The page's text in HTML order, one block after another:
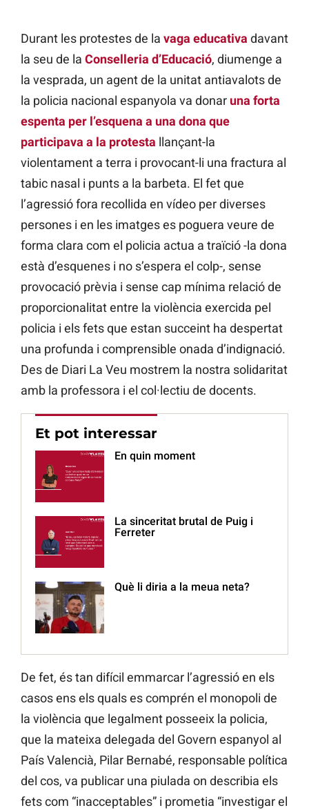
Durant les protestes de la vaga educativa davant
la seu de la Conselleria d’Educació, diumenge a
la vesprada, un agent de la unitat antiavalots de
la policia nacional espanyola va donar una forta
espenta per l’esquena a una dona que
participava a la protesta llançant-la
violentament a terra i provocant-li una fractura al
tabic nasal i punts a la barbeta. El fet que
l’agressió fora recollida en vídeo per diverses
persones i en les imatges es poguera veure de
forma clara com el policia actua a traïció -la dona
està d’esquenes i no s’espera el colp-, sense
provocació prèvia i sense cap mínima relació de
proporcionalitat entre la violència exercida pel
policia i els fets que estan succeint ha despertat
una profunda i comprensible onada d’indignació.
Des de Diari La Veu mostrem la nostra solidaritat
amb la professora i el col·lectiu de docents.
Et pot interessar
En quin moment
La sinceritat brutal de Puig i
Ferreter
Què li diria a la meua neta?
De fet, és tan difícil emmarcar l’agressió en els
casos ens els quals es comprén el monopoli de
la violència que legalment posseeix la policia,
que la mateixa delegada del Govern espanyol al
País Valencià, Pilar Bernabé, responsable política
del cos, va publicar una piulada on describia els
fets com “inacceptables” i prometia “investigar el